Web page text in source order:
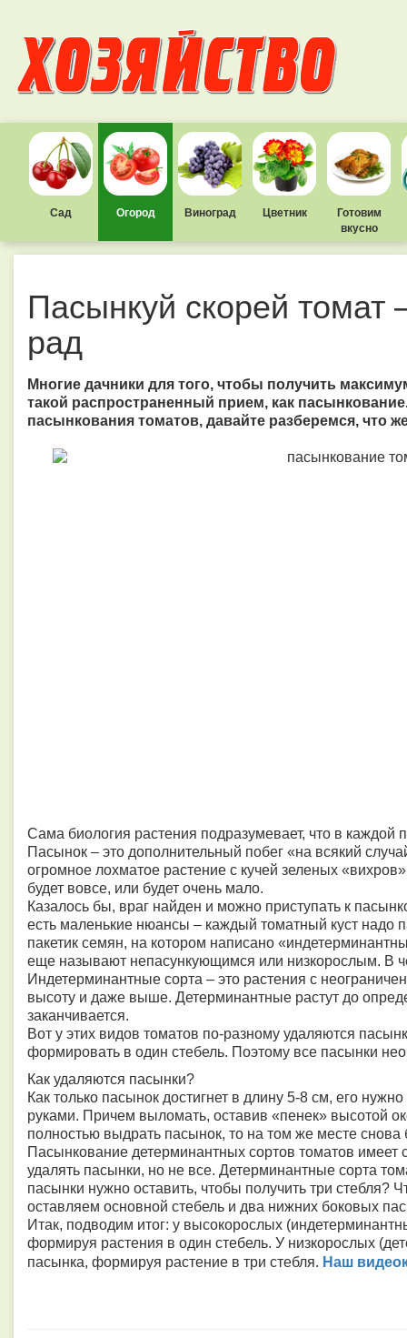
Сад Огород Виноград Цветник
Готовим
вкусно
Пасынкуй скорей
рад
Многие дачники для того, чтобы получить
такой распространенный прием, как
пасынкования томатов, давайте разберемся, что
Сама биология растения подразумевает, что в каждой
Пасынок – это дополнительный побег «на всякий
огромное лохматое растение с кучей зеленых
будет вовсе, или будет очень мало.
Казалось бы, враг найден и можно приступать к
есть маленькие нюансы – каждый томатный куст надо
пакетик семян, на котором написано
еще называют непасункующимся или низкорослым. В
Индетерминантные сорта – это растения с
высоту и даже выше. Детерминантные растут до
заканчивается.
Вот у этих видов томатов по-разному удаляются
формировать в один стебель. Поэтому все пасынки
Как удаляются пасынки?
Как только пасынок достигнет в длину 5-8 см, его
руками. Причем выломать, оставив «пенек» высотой
полностью выдрать пасынок, то на том же месте
Пасынкование детерминантных сортов томатов имеет
удалять пасынки, но не все. Детерминантные сорта
пасынки нужно оставить, чтобы получить три стебля?
оставляем основной стебель и два нижних боковых
Итак, подводим итог: у высокорослых
формируя растения в один стебель. У низкорослых
пасынка, формируя растение в три стебля. Наш